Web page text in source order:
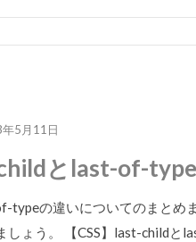
5月11日
childとlast-of-
typeの違いについてのまとめ
しょう。 【CSS】last-child